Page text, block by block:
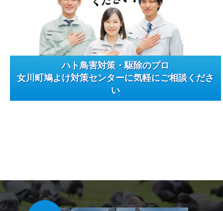
ハト鳥害対策・駆除のプロ
女川町鳩よけ対策センターに気軽にご相談くださ
い